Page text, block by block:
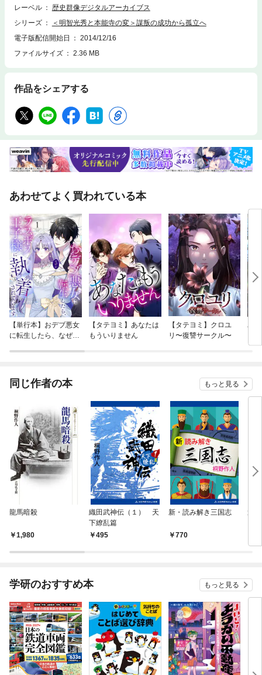
レーベル
歴史群像デジタルアーカイブス
シリーズ
＜明智光秀と本能寺の変＞謀叛の成功から孤立へ
電子版配信開始日
2014/12/16
ファイルサイズ
2.36 MB
作品をシェアする
あわせてよく買われている本
【単行本】おデブ悪女
に転生したら、なぜか
【タテヨミ】あなたは
もういりません
【タテヨミ】クロユ
リ〜復讐サークル〜
バ
今
同じ作者の本 もっと見る
龍馬暗殺
1,980
織田武神伝（１） 天
下繚乱篇
495
新・読み解き三国志
770
逆
学研のおすすめ本 もっと見る